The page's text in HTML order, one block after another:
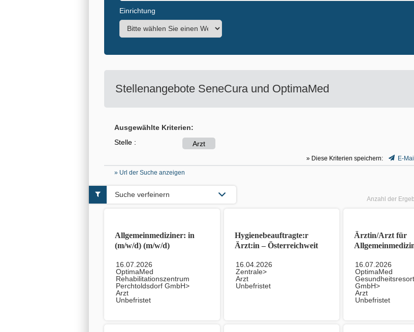
Einrichtung
Stellenangebote SeneCura und OptimaMed
Ausgewählte Kriterien:
Stelle :
Arzt
» Diese Kriterien speichern: E-
» Url der Suche anzeigen
Anzahl der
Allgemeinmediziner: in
(m/w/d) (m/w/d)
16.07.2026
OptimaMed
Rehabilitationszentrum
Perchtoldsdorf GmbH>
Arzt
Unbefristet
Hygienebeauftragte:r
Ärzt:in – Österreichweit
16.04.2026
Zentrale>
Arzt
Unbefristet
Ärztin/Arzt für
16.07.2026
OptimaMed
GmbH>
Arzt
Unbefristet
Suche verfeinern